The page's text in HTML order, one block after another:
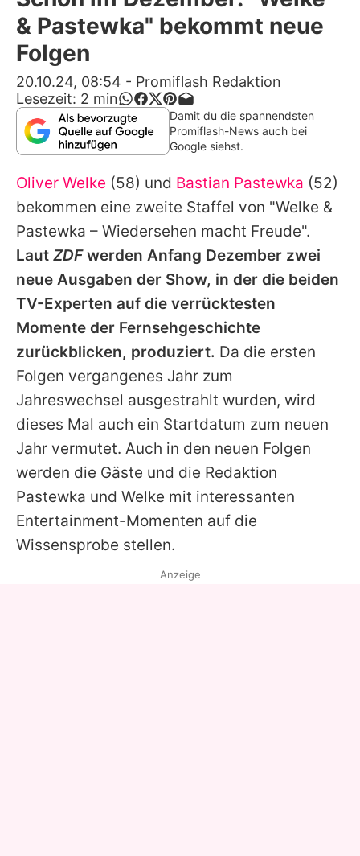
Alle Themen auf Promiflash
App runterladen
Team
Redaktionelle Richtlinien
Impressum
Datenschutzerklärung
Nutzungsbedingungen
Utiq verwalten
& Pastewka" bekommt neue
Folgen
20.10.24, 08:54 - Promiflash Redaktion
Lesezeit: 2 min
Damit du die spannendsten
Promiflash-News auch bei
Google siehst.
Oliver Welke (58) und Bastian Pastewka (52)
bekommen eine zweite Staffel von "Welke &
Pastewka – Wiedersehen macht Freude".
Laut ZDFwerden Anfang Dezember zwei
neue Ausgaben der Show, in der die beiden
TV-Experten auf die verrücktesten
Momente der Fernsehgeschichte
zurückblicken, produziert. Da die ersten
Folgen vergangenes Jahr zum
Jahreswechsel ausgestrahlt wurden, wird
dieses Mal auch ein Startdatum zum neuen
Jahr vermutet. Auch in den neuen Folgen
werden die Gäste und die Redaktion
Pastewka und Welke mit interessanten
Entertainment-Momenten auf die
Wissensprobe stellen.
Anzeige